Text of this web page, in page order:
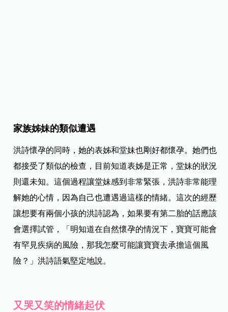
家族姊妹的類似遭遇
洪詩懷孕的同時，她的表姊和堂妹也剛好都懷孕。她們也
都接受了類似的檢查，目前知道表姊是正常，堂妹的狀況
則還未知。這個過程讓堂妹感到非常緊張，洪詩非常能理
解她的心情，因為自己也遭遇過這樣的情緒。這次的經歷
讓想要有兩個小孩的洪詩認為，如果要有第二胎的話應該
會選擇試管，「明知道在自然懷孕的情況下，寶寶可能會
有罕見疾病的風險，那我怎麼可能讓寶寶去承擔這個風
險？」洪詩語氣堅定地說。
又哭又笑的情緒起伏